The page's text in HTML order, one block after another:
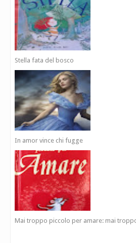
Stella fata del bosco
In amor vince chi fugge
Mai troppo piccolo per amare: mai